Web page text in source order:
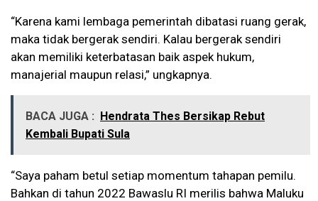
“Karena kami lembaga pemerintah dibatasi ruang gerak,
maka tidak bergerak sendiri. Kalau bergerak sendiri
akan memiliki keterbatasan baik aspek hukum,
manajerial maupun relasi,” ungkapnya.
BACA JUGA : Hendrata Thes Bersikap Rebut
Kembali Bupati Sula
“Saya paham betul setiap momentum tahapan pemilu.
Bahkan di tahun 2022 Bawaslu RI merilis bahwa Maluku